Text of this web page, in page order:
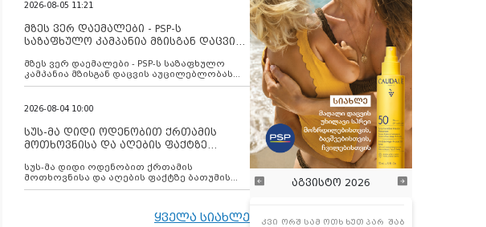
2026-08-05 11:21
მზეს ვერ დაემალები - PSP-ს
საზაფხულო კამპანია მზისგან დაცვის
მზეს ვერ დაემალები - PSP-ს საზაფხულო
კამპანია მზისგან დაცვის აუცილებლობას
გვახსენებს
2026-08-04 10:00
სუს-მა დიდი ოდენობით ქრთამის
მოთხოვნისა და აღების ფაქტზე
დააკავა
სუს-მა დიდი ოდენობით ქრთამის
მოთხოვნისა და აღების ფაქტზე ბათუმის
მერიის თანამშრომელი დააკავა
ყველა სიახლე
აგვისტო 2026
კვი ორშ სამ ოთხ ხუთ პარ შაბ